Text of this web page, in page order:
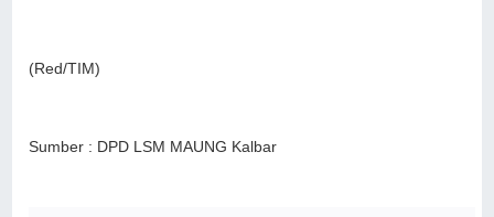
(Red/TIM)
Sumber : DPD LSM MAUNG Kalbar